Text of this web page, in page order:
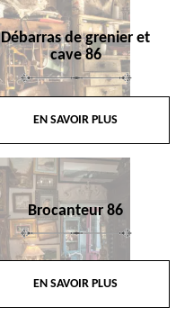
Débarras de grenier et
cave 86
EN SAVOIR PLUS
Brocanteur 86
EN SAVOIR PLUS